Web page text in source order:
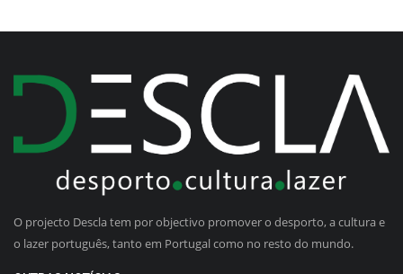
O projecto Descla tem por objectivo promover o desporto, a cultura e
o lazer português, tanto em Portugal como no resto do mundo.